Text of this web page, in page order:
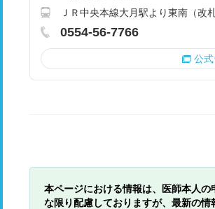
ＪＲ中央本線大月駅より東南（改
0554-56-7766
公
本ページにおける情報は、医師本人
な限り配慮しておりますが、最新の